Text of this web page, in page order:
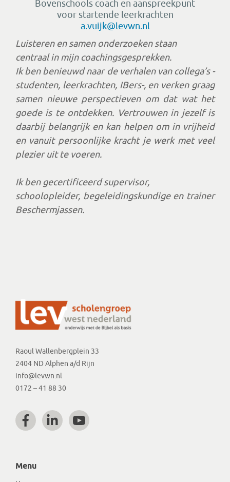
Bovenschools coach en aanspreekpunt
voor startende leerkrachten
a.vuijk@levwn.nl
Luisteren en samen onderzoeken staan
centraal in mijn coachingsgesprekken.
Ik ben benieuwd naar de verhalen van collega’s -
studenten, leerkrachten, IBers-, en verken graag
samen nieuwe perspectieven om dat wat het
goede is te ontdekken. Vertrouwen in jezelf is
daarbij belangrijk en kan helpen om in vrijheid
en vanuit persoonlijke kracht je werk met veel
plezier uit te voeren.
Ik ben gecertificeerd supervisor,
schoolopleider, begeleidingskundige en trainer
Beschermjassen.
Raoul Wallenbergplein 33
2404 ND Alphen a/d Rijn
info@levwn.nl
0172 – 41 88 30
Menu